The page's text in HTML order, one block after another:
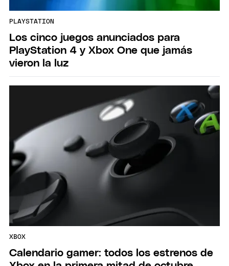
PLAYSTATION
Los cinco juegos anunciados para
PlayStation 4 y Xbox One que jamás
vieron la luz
XBOX
Calendario gamer: todos los estrenos de